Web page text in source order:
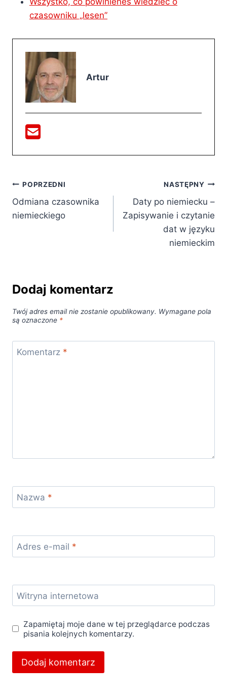
czasowniku „lesen”
Artur
Nawigacja
wpisu
POPRZEDNI
Odmiana czasownika
niemieckiego
NASTĘPNY
Daty po niemiecku –
Zapisywanie i czytanie
dat w języku
niemieckim
Dodaj komentarz
Twój adres email nie zostanie opublikowany. Wymagane pola
są oznaczone *
Komentarz *
Nazwa *
Adres e-mail *
Witryna internetowa
Zapamiętaj moje dane w tej przeglądarce podczas
pisania kolejnych komentarzy.